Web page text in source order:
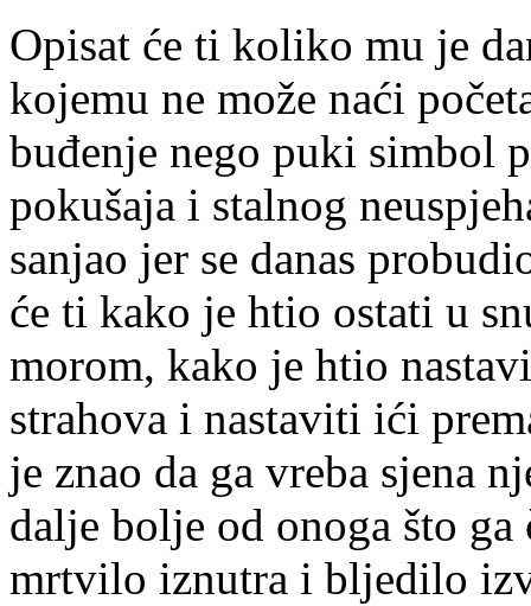
Opisat će ti koliko mu je
kojemu ne može naći
buđenje nego puki simbol
pokušaja i stalnog
sanjao jer se danas
će ti kako je htio ostati u
morom, kako je htio
strahova i nastaviti ići
je znao da ga vreba sjena
dalje bolje od onoga što
mrtvilo iznutra i bljedilo